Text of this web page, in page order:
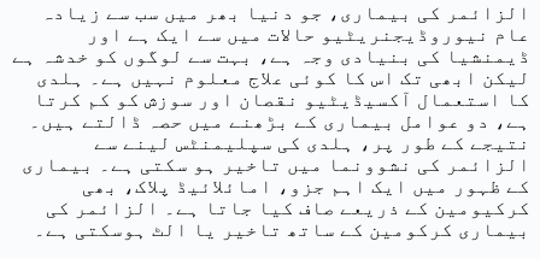
الزائمر کی بیماری، جو دنیا بھر میں سب سے زیادہ
عام نیوروڈیجنریٹیو حالات میں سے ایک ہے اور
ڈیمنشیا کی بنیادی وجہ ہے، بہت سے لوگوں کو خدشہ ہے
لیکن ابھی تک اس کا کوئی علاج معلوم نہیں ہے۔ ہلدی
کا استعمال آکسیڈیٹیو نقصان اور سوزش کو کم کرتا
ہے، دو عوامل بیماری کے بڑھنے میں حصہ ڈالتے ہیں۔
نتیجے کے طور پر، ہلدی کی سپلیمنٹس لینے سے
الزائمر کی نشوونما میں تاخیر ہو سکتی ہے۔ بیماری
کے ظہور میں ایک اہم جزو، امائلائیڈ پلاک، بھی
کرکیومین کے ذریعے صاف کیا جاتا ہے۔ الزائمر کی
بیماری کرکومین کے ساتھ تاخیر یا الٹ ہوسکتی ہے۔